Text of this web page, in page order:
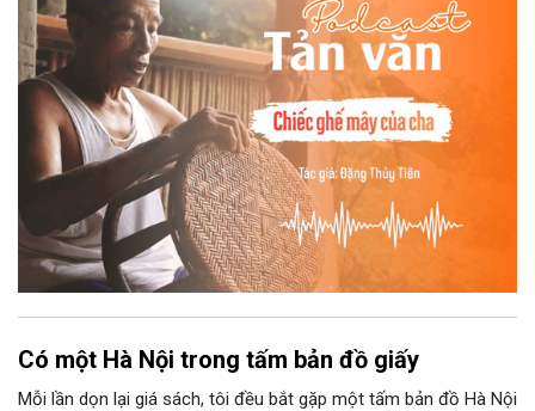
những điệu cười khúc khích.
Có một Hà Nội trong tấm bản đồ giấy
Mỗi lần dọn lại giá sách, tôi đều bắt gặp một tấm bản đồ Hà Nội